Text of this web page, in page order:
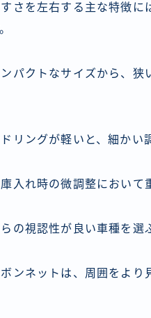
さを左右する主な特徴
パクトなサイズから、
リングが軽いと、細かい
入れ時の微調整において
の視認性が良い車種を選
ンネットは、周囲をよ